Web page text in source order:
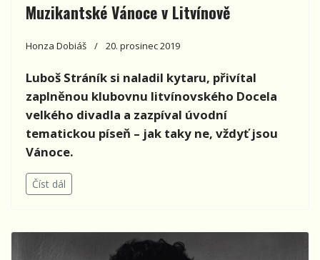
Muzikantské Vánoce v Litvínově
Honza Dobiáš 20. prosinec 2019
Luboš Stráník si naladil kytaru, přivítal
zaplněnou klubovnu litvínovského Docela
velkého divadla a zazpíval úvodní
tematickou píseň – jak taky ne, vždyť jsou
Vánoce.
Číst dál